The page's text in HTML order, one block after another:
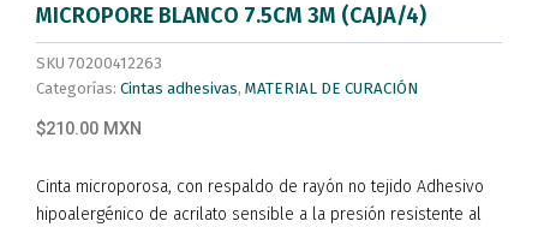
MICROPORE BLANCO 7.5CM 3M (CAJA/4)
SKU 70200412263
Categorías: Cintas adhesivas, MATERIAL DE CURACIÓN
$210.00 MXN
Cinta microporosa, con respaldo de rayón no tejido Adhesivo
hipoalergénico de acrilato sensible a la presión resistente al